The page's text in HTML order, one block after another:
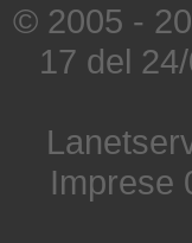
© 2005 -
17 del
Imprese